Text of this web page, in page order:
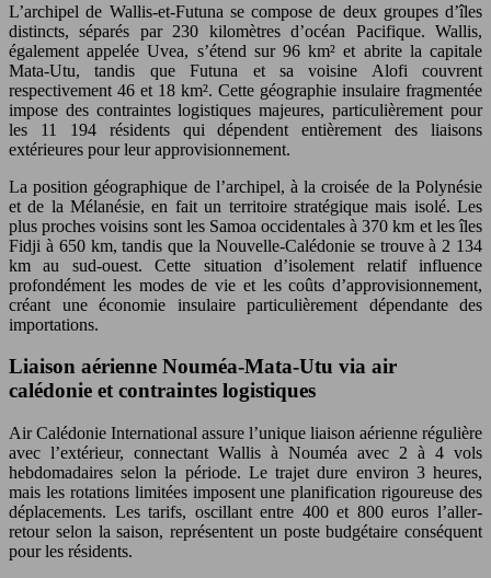
L’archipel de Wallis-et-Futuna se compose de deux groupes d’îles
distincts, séparés par 230 kilomètres d’océan Pacifique. Wallis,
également appelée Uvea, s’étend sur 96 km² et abrite la capitale
Mata-Utu, tandis que Futuna et sa voisine Alofi couvrent
respectivement 46 et 18 km². Cette géographie insulaire fragmentée
impose des contraintes logistiques majeures, particulièrement pour
les 11 194 résidents qui dépendent entièrement des liaisons
extérieures pour leur approvisionnement.
La position géographique de l’archipel, à la croisée de la Polynésie
et de la Mélanésie, en fait un territoire stratégique mais isolé. Les
plus proches voisins sont les Samoa occidentales à 370 km et les îles
Fidji à 650 km, tandis que la Nouvelle-Calédonie se trouve à 2 134
km au sud-ouest. Cette situation d’isolement relatif influence
profondément les modes de vie et les coûts d’approvisionnement,
créant une économie insulaire particulièrement dépendante des
importations.
Liaison aérienne Nouméa-Mata-Utu via air
calédonie et contraintes logistiques
Air Calédonie International assure l’unique liaison aérienne régulière
avec l’extérieur, connectant Wallis à Nouméa avec 2 à 4 vols
hebdomadaires selon la période. Le trajet dure environ 3 heures,
mais les rotations limitées imposent une planification rigoureuse des
déplacements. Les tarifs, oscillant entre 400 et 800 euros l’aller-
retour selon la saison, représentent un poste budgétaire conséquent
pour les résidents.